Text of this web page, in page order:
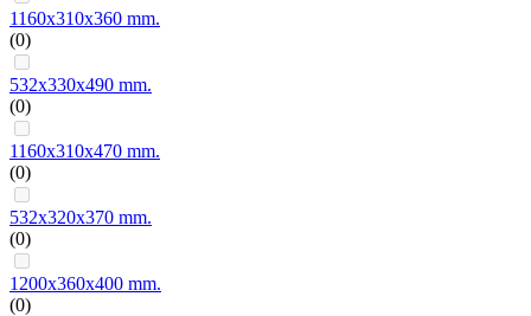
1160x310x360 mm.
(0)
532x330x490 mm.
(0)
1160x310x470 mm.
(0)
532x320x370 mm.
(0)
1200x360x400 mm.
(0)